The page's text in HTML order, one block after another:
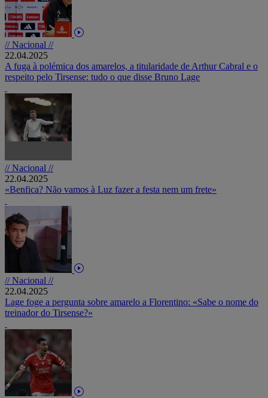
// Nacional //
22.04.2025
A fuga à polémica dos amarelos, a titularidade de Arthur Cabral e o
respeito pelo Tirsense: tudo o que disse Bruno Lage
// Nacional //
22.04.2025
«Benfica? Não vamos à Luz fazer a festa nem um frete»
// Nacional //
22.04.2025
Lage foge a pergunta sobre amarelo a Florentino: «Sabe o nome do
treinador do Tirsense?»